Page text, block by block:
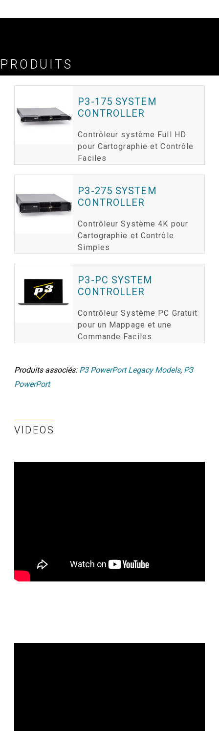
PRODUITS
P3-175 SYSTEM
CONTROLLER
Contrôleur système Full HD
pour Cartographie et Contrôle
Faciles
P3-275 SYSTEM
CONTROLLER
Contrôleur Système 4K pour
Cartographie et Contrôle
Simples
P3-PC SYSTEM
CONTROLLER
Contrôleur Système PC Gratuit
pour un Mappage et une
Commande Faciles
Produits associés: P3 PowerPort Legacy Models, P3
PowerPort
VIDEOS